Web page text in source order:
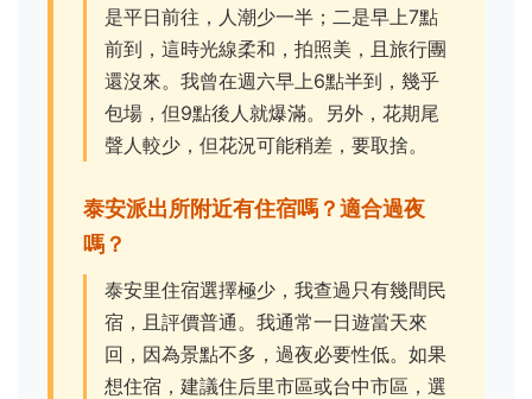
是平日前往，人潮少一半；二是早上7點
前到，這時光線柔和，拍照美，且旅行團
還沒來。我曾在週六早上6點半到，幾乎
包場，但9點後人就爆滿。另外，花期尾
聲人較少，但花況可能稍差，要取捨。
泰安派出所附近有住宿嗎？適合過夜
嗎？
泰安里住宿選擇極少，我查過只有幾間民
宿，且評價普通。我通常一日遊當天來
回，因為景點不多，過夜必要性低。如果
想住宿，建議住后里市區或台中市區，選